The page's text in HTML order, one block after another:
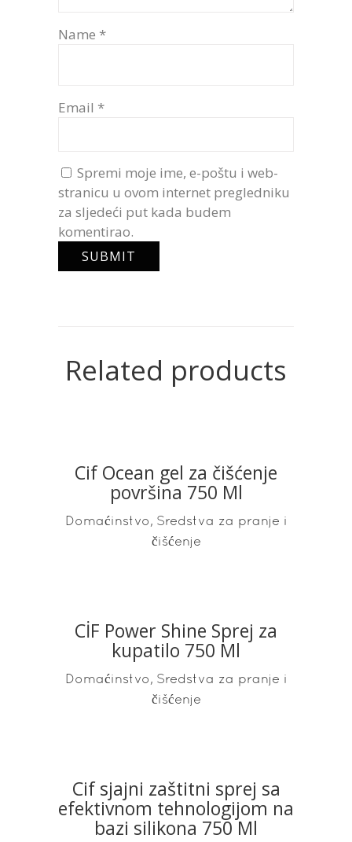
Name *
Email *
Spremi moje ime, e-poštu i web-
stranicu u ovom internet pregledniku
za sljedeći put kada budem
komentirao.
Related products
READ MORE
Cif Ocean gel za čišćenje
površina 750 Ml
Domaćinstvo, Sredstva za pranje i
čišćenje
READ MORE
CİF Power Shine Sprej za
kupatilo 750 Ml
Domaćinstvo, Sredstva za pranje i
čišćenje
READ MORE
Cif sjajni zaštitni sprej sa
efektivnom tehnologijom na
bazi silikona 750 Ml